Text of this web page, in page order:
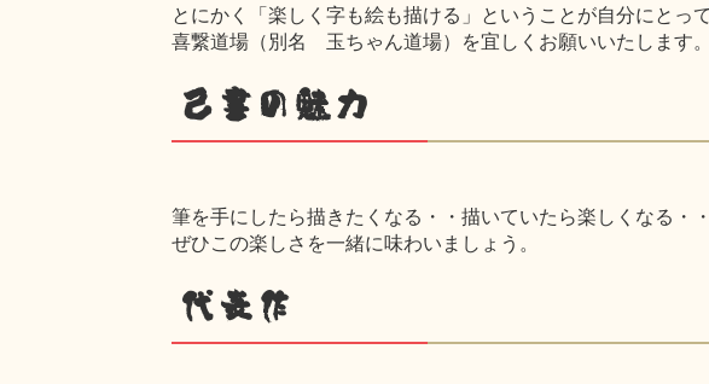
とにかく「楽しく字も絵も描ける」ということが自分にとっ
喜繋道場（別名 玉ちゃん道場）を宜しくお願いいたします。
己書の魅力
筆を手にしたら描きたくなる・・描いていたら楽しくなる・
ぜひこの楽しさを一緒に味わいましょう。
代表作